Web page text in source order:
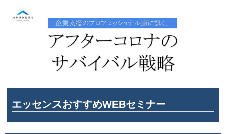
エッセンスおすすめWEBセミナー